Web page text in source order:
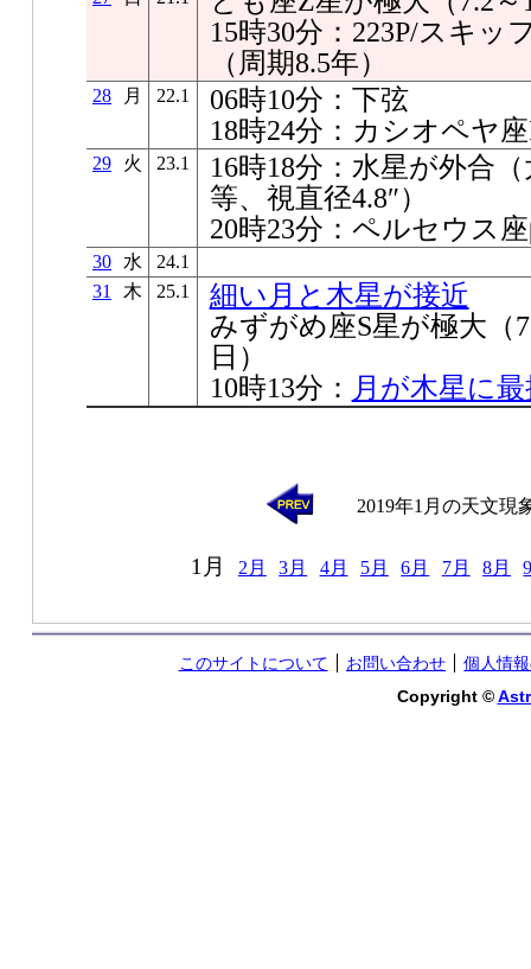
15時30分：223P/スキッ
（周期8.5年）
28 月 22.1
06時10分：下弦
18時24分：カシオペヤ
29 火 23.1
16時18分：水星が外合
等、視直径4.8″）
20時23分：ペルセウス
30 水
24.1
31
木 25.1
細い月と木星が接近
みずがめ座S星が極大（
日）
10時13分： 月が木星に
2019年1月の天文現
1月 2月 3月 4月 5月 6月 7月 8月
このサイトについて お問い合わせ
個人情
Copyright ©